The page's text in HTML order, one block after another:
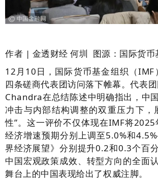
作者 | 金透财经 何圳 图源：国际货币
12月10日，国际货币基金组织（
四条磋商代表团访问落下帷幕。代表
Chandra在总结陈述中明确指出，中
冲击与内部结构调整的双重压力下，
性”。这一评价不仅体现在IMF将
经济增速预期分别上调至5.0%和
界经济展望》分别提升0.2和0.3个百
中国宏观政策成效、转型方向的全面
舞台上的中国表现给出了权威注脚。